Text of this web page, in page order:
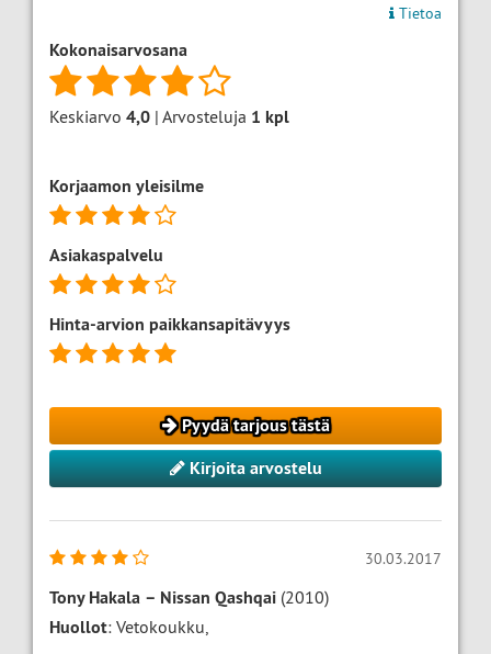
Tietoa
Kokonaisarvosana
Keskiarvo 4,0 | Arvosteluja 1 kpl
Korjaamon yleisilme
Asiakaspalvelu
Hinta-arvion paikkansapitävyys
Pyydä tarjous tästä
Kirjoita arvostelu
30.03.2017
Tony Hakala – Nissan Qashqai (2010)
Huollot: Vetokoukku,